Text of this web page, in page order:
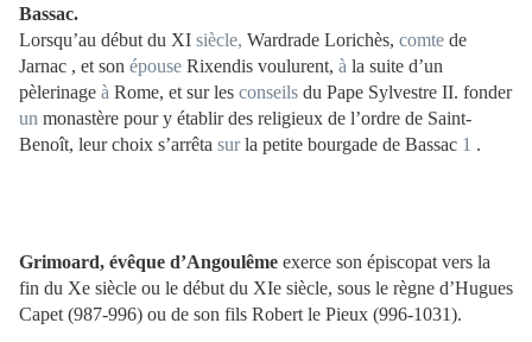
Bassac.
Lorsqu’au début du XI siècle, Wardrade Lorichès, comte de
Jarnac , et son épouse Rixendis voulurent, à la suite d’un
pèlerinage à Rome, et sur les conseils du Pape Sylvestre II. fonder
un monastère pour y établir des religieux de l’ordre de Saint-
Benoît, leur choix s’arrêta surla petite bourgade de Bassac 1 .
Grimoard, évêque d’Angoulême exerce son épiscopat vers la
fin du Xe siècle ou le début du XIe siècle, sous le règne d’Hugues
Capet (987-996) ou de son fils Robert le Pieux (996-1031).